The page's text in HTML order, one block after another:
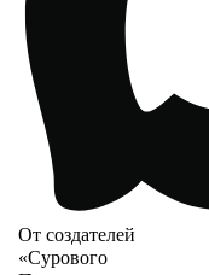
От создателей
«Сурового